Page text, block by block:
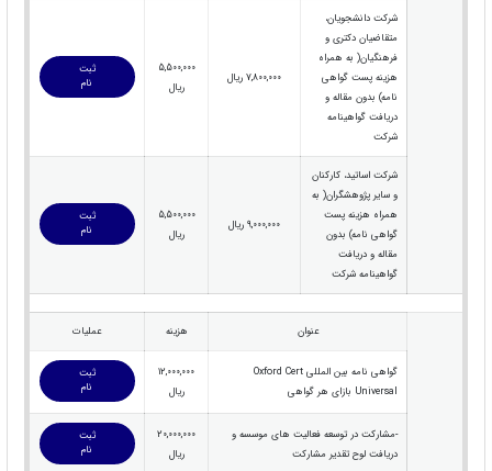
شرکت دانشجویان،
متقاضیان دکتری و
فرهنگیان( به همراه
هزینه پست گواهی
نامه) بدون مقاله و
دریافت گواهینامه
شرکت
7,800,000 ریال
5,500,000
ریال
ثبت
نام
شرکت اساتید، کارکنان
و سایر پژوهشگران( به
همراه هزینه پست
گواهی نامه) بدون
مقاله و دریافت
گواهینامه شرکت
9,000,000 ریال
5,500,000
ریال
ثبت
نام
عنوان هزینه عملیات
گواهی نامه بین المللی Oxford Cert
Universal بازای هر گواهی
12,000,000
ریال
ثبت
نام
-مشارکت در توسعه فعالیت های موسسه و
دریافت لوح تقدیر مشارکت
20,000,000
ریال
ثبت
نام